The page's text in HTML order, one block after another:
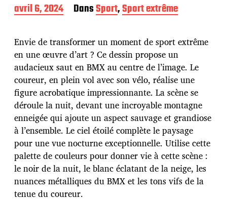
D
a
e
d
e
p
u
b
l
i
c
a
t
i
o
n
avril 6, 2024 DansSport,Sport extrême
Envie de transformer un moment de sport extrême
en une œuvre d’art ? Ce dessin propose un
audacieux saut en BMX au centre de l’image. Le
coureur, en plein vol avec son vélo, réalise une
figure acrobatique impressionnante. La scène se
déroule la nuit, devant une incroyable montagne
enneigée qui ajoute un aspect sauvage et grandiose
à l’ensemble. Le ciel étoilé complète le paysage
pour une vue nocturne exceptionnelle. Utilise cette
palette de couleurs pour donner vie à cette scène :
le noir de la nuit, le blanc éclatant de la neige, les
nuances métalliques du BMX et les tons vifs de la
tenue du coureur.